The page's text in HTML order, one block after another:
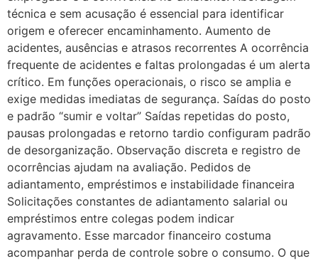
técnica e sem acusação é essencial para identificar
origem e oferecer encaminhamento. Aumento de
acidentes, ausências e atrasos recorrentes A ocorrência
frequente de acidentes e faltas prolongadas é um alerta
crítico. Em funções operacionais, o risco se amplia e
exige medidas imediatas de segurança. Saídas do posto
e padrão “sumir e voltar” Saídas repetidas do posto,
pausas prolongadas e retorno tardio configuram padrão
de desorganização. Observação discreta e registro de
ocorrências ajudam na avaliação. Pedidos de
adiantamento, empréstimos e instabilidade financeira
Solicitações constantes de adiantamento salarial ou
empréstimos entre colegas podem indicar
agravamento. Esse marcador financeiro costuma
acompanhar perda de controle sobre o consumo. O que